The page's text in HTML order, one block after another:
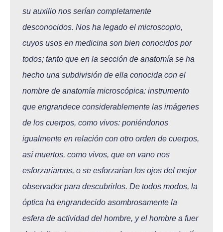
su auxilio nos serían completamente
desconocidos. Nos ha legado el microscopio,
cuyos usos en medicina son bien conocidos por
todos; tanto que en la sección de anatomía se ha
hecho una subdivisión de ella conocida con el
nombre de anatomía microscópica: instrumento
que engrandece considerablemente las imágenes
de los cuerpos, como vivos: poniéndonos
igualmente en relación con otro orden de cuerpos,
así muertos, como vivos, que en vano nos
esforzaríamos, o se esforzarían los ojos del mejor
observador para descubrirlos. De todos modos, la
óptica ha engrandecido asombrosamente la
esfera de actividad del hombre, y el hombre a fuer